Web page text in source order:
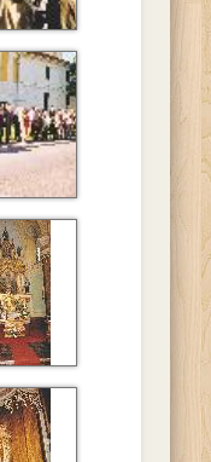
baráti
templom